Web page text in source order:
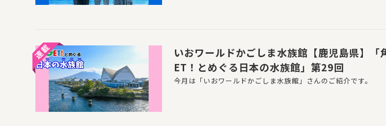
いおワールドかごしま水族館【鹿児島県】「
ET！とめぐる日本の水族館」第29回
今月は「いおワールドかごしま水族館」さんのご紹介です。